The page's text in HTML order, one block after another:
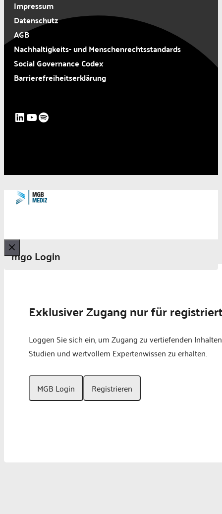
Impressum
Datenschutz
AGB
Nachhaltigkeits- und Menschenrechtsstandards
Social Governance Codex
Barrierefreiheitserklärung
LinkedIn
YouTube
Spotify
mgo Login
Schließen
Exklusiver Zugang nur für
Loggen Sie sich ein, um Zugang zu vertiefenden
Studien und wertvollem Expertenwissen zu erhalten.
MGB Login Registrieren